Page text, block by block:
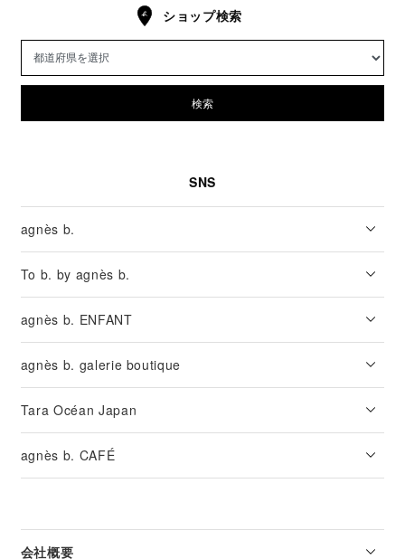
ショップ検索
検索
SNS
agnès b.
To b. by agnès b.
agnès b. ENFANT
agnès b. galerie boutique
Tara Océan Japan
agnès b. CAFÉ
会社概要